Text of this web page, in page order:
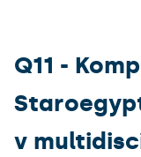
Q11 -
v